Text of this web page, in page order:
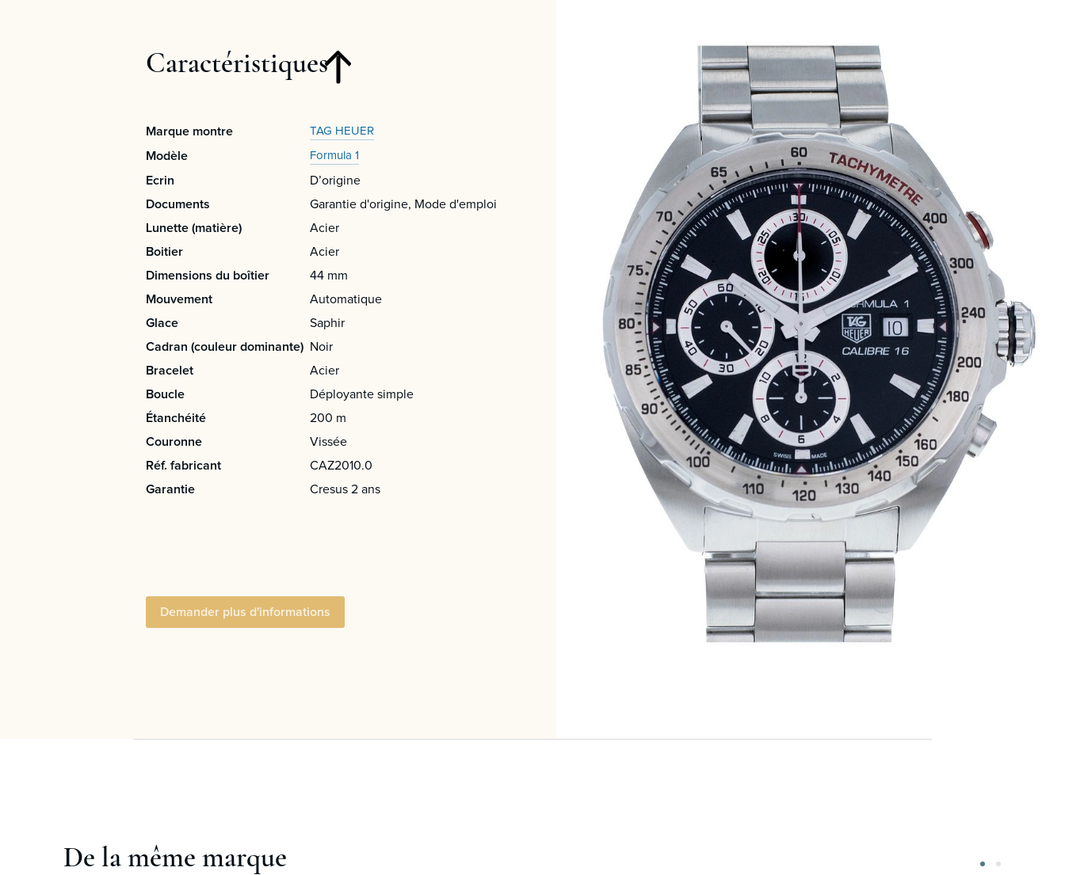
Caractéristiques
Marque montre TAG HEUER
Modèle Formula 1
Ecrin
D’origine
Documents
Garantie d'origine, Mode d'emploi
Lunette (matière)
Acier
Boitier
Acier
Dimensions du boîtier
44 mm
Mouvement
Automatique
Glace
Saphir
Cadran (couleur dominante)
Noir
Bracelet
Acier
Boucle
Déployante simple
Étanchéité
200 m
Couronne
Vissée
Réf. fabricant
CAZ2010.0
Garantie
Cresus 2 ans
Demander plus d'informations
De la même marque